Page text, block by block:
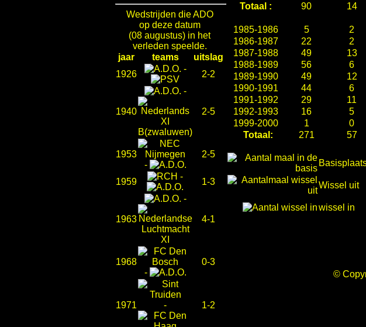
Wedstrijden die ADO
op deze datum
(08 augustus) in het
verleden speelde.
jaar
teams
uitslag
1926
-
2-2
1940
-
2-5
1953
-
2-5
1959
-
1-3
1963
-
4-1
1968
-
0-3
1971 - 1-2
Totaal :
90 14
1985-1986
5 2
1986-1987
22 2
1987-1988
49 13
1988-1989
56 6
1989-1990
49 12
1990-1991
44 6
1991-1992
29 11
1992-1993
16 5
1999-2000
1 0
Totaal:
271 57
Wissel uit
wissel in
©